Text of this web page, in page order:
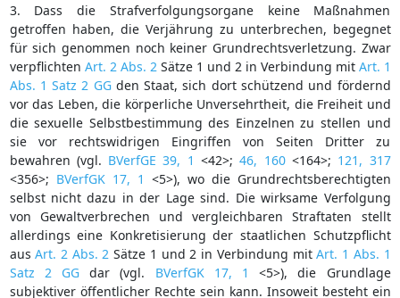
3. Dass die Strafverfolgungsorgane keine Maßnahmen
getroffen haben, die Verjährung zu unterbrechen, begegnet
für sich genommen noch keiner Grundrechtsverletzung. Zwar
verpflichten Art. 2 Abs. 2 Sätze 1 und 2 in Verbindung mit Art. 1
Abs. 1 Satz 2 GGden Staat, sich dort schützend und fördernd
vor das Leben, die körperliche Unversehrtheit, die Freiheit und
die sexuelle Selbstbestimmung des Einzelnen zu stellen und
sie vor rechtswidrigen Eingriffen von Seiten Dritter zu
bewahren (vgl. BVerfGE 39, 1 <42>;46, 160<164>; 121, 317
<356>; BVerfGK 17, 1 <5>), wo die Grundrechtsberechtigten
selbst nicht dazu in der Lage sind. Die wirksame Verfolgung
von Gewaltverbrechen und vergleichbaren Straftaten stellt
allerdings eine Konkretisierung der staatlichen Schutzpflicht
ausArt. 2 Abs. 2 Sätze 1 und 2 in Verbindung mitArt. 1 Abs. 1
Satz 2 GGdar (vgl. BVerfGK 17, 1
<5>), die Grundlage
subjektiver öffentlicher Rechte sein kann. Insoweit besteht ein